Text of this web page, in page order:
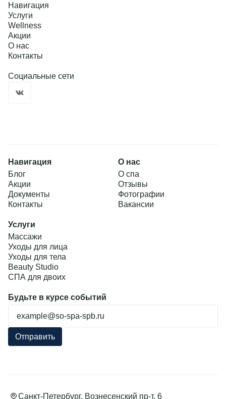
Навигация
Услуги
Wellness
Акции
О нас
Контакты
Социальные сети
Подробнее
Навигация
Блог
Акции
Документы
Контакты
О нас
О спа
Отзывы
Фотографии
Вакансии
Услуги
Массажи
Уходы для лица
Уходы для тела
Beauty Studio
СПА для двоих
Будьте в курсе событий
Ошибка заполнения
Отправить
Санкт-Петербург, Вознесенский пр-т, 6